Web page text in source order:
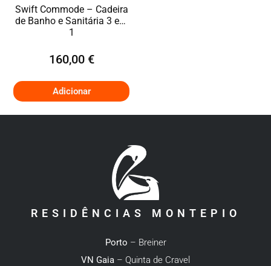
Swift Commode – Cadeira
de Banho e Sanitária 3 em
1
160,00 €
Adicionar
RESIDÊNCIAS MONTEPIO
Porto – Breiner
VN Gaia – Quinta de Cravel